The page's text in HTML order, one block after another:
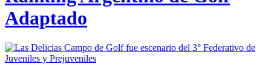
Adaptado